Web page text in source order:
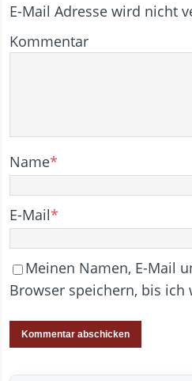
E-Mail Adresse wird nicht
Kommentar
Name*
E-Mail*
Meinen Namen, E-Mail
Browser speichern, bis